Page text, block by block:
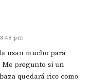
pm
usan mucho para
Me pregunto si un
quedará rico como